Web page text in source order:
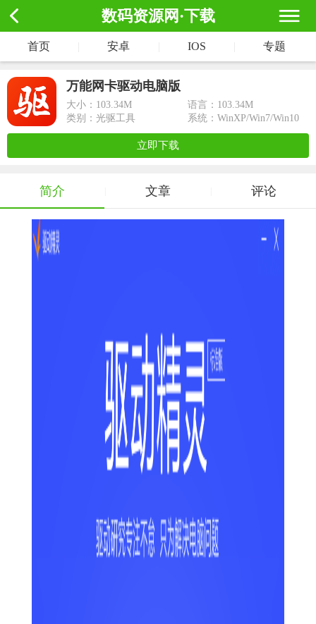
数码资源网·下载
首页 安卓 IOS 专题
万能网卡驱动电脑版
大小： 103.34M
语言：103.34M
类别：光驱工具
系统：WinXP/Win7/Win10
立即下载
简介 文章 评论